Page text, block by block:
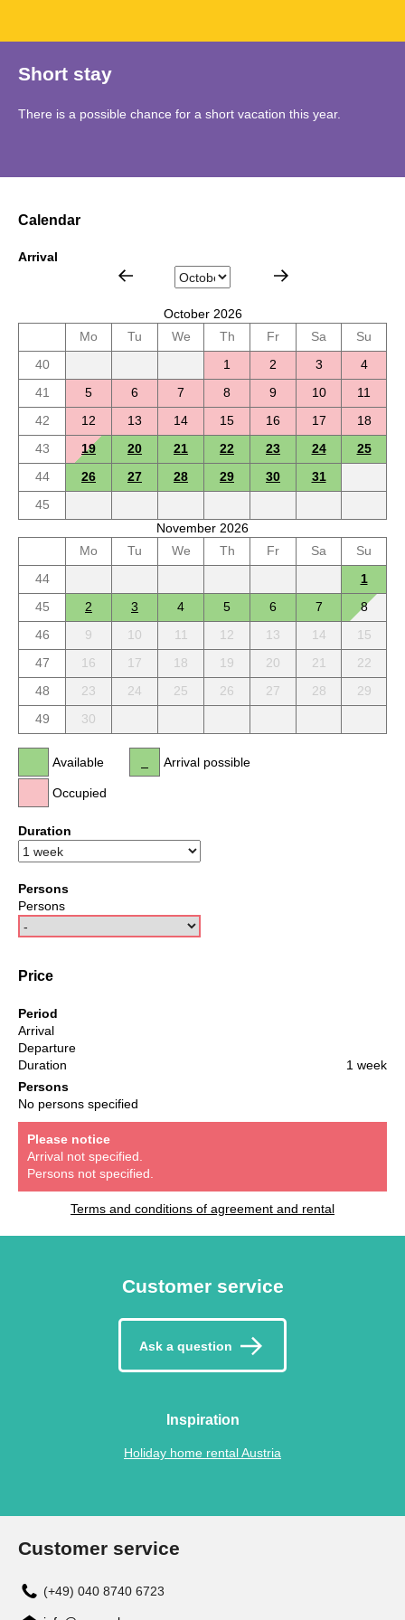
Short stay
There is a possible chance for a short vacation this year.
Calendar
Arrival
October 2026
Mo
Tu We Th Fr Sa
Su
40
1 2 3
4
41
5 6 7 8 9 10
11
42
12 13 14 15 16 17
18
43
19 20 21 22 23 24
25
44
26 27 28 29 30
31
45
November 2026
Mo
Tu We Th Fr Sa
Su
44
1
45
2 3 4 5 6 7
8
46
9 10 11 12 13 14
15
47
16 17 18 19 20 21
22
48
23 24 25 26 27 28
29
49
30
Available
Occupied
Arrival possible
Duration
Persons
Persons
Price
Period
Arrival
Departure
Duration
1 week
Persons
No persons specified
Please notice
Arrival not specified.
Persons not specified.
Terms and conditions of agreement and rental
Customer service
Ask a question
Inspiration
Holiday home rental Austria
Customer service
(+49) 040 8740 6723